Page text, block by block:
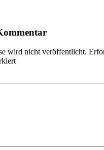
wird nicht veröffentlicht.